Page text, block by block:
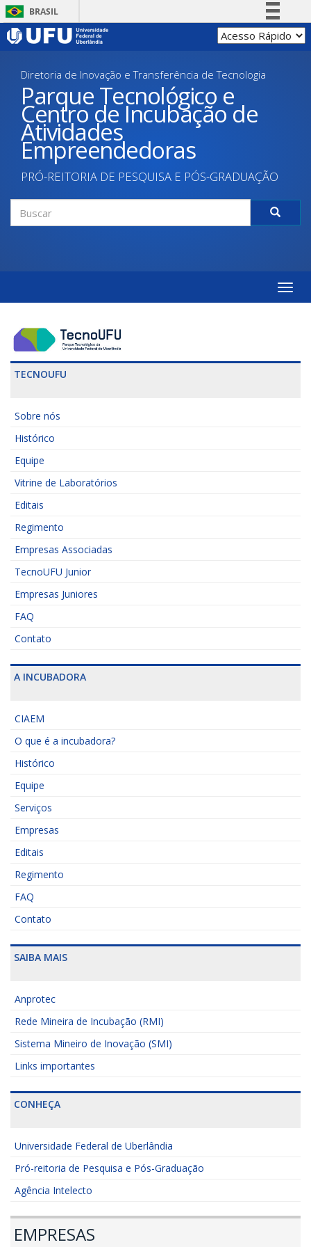
Pular
para
BRASIL
Simplifique!
Participe
Acesso à informação
Legislação
Diretoria de Inovação e Transferência de Tecnologia
Parque Tecnológico e
Centro de Incubação de
Atividades
Empreendedoras
PRÓ-REITORIA DE PESQUISA E PÓS-GRADUAÇÃO
Formulário
de
Toggle
TECNOUFU
Sobre nós
Histórico
Equipe
Vitrine de Laboratórios
Editais
Regimento
Empresas Associadas
TecnoUFU Junior
Empresas Juniores
FAQ
Contato
A INCUBADORA
CIAEM
O que é a incubadora?
Histórico
Equipe
Serviços
Empresas
Editais
Regimento
FAQ
Contato
SAIBA MAIS
Anprotec
Rede Mineira de Incubação (RMI)
Sistema Mineiro de Inovação (SMI)
Links importantes
CONHEÇA
Universidade Federal de Uberlândia
Pró-reitoria de Pesquisa e Pós-Graduação
Agência Intelecto
EMPRESAS